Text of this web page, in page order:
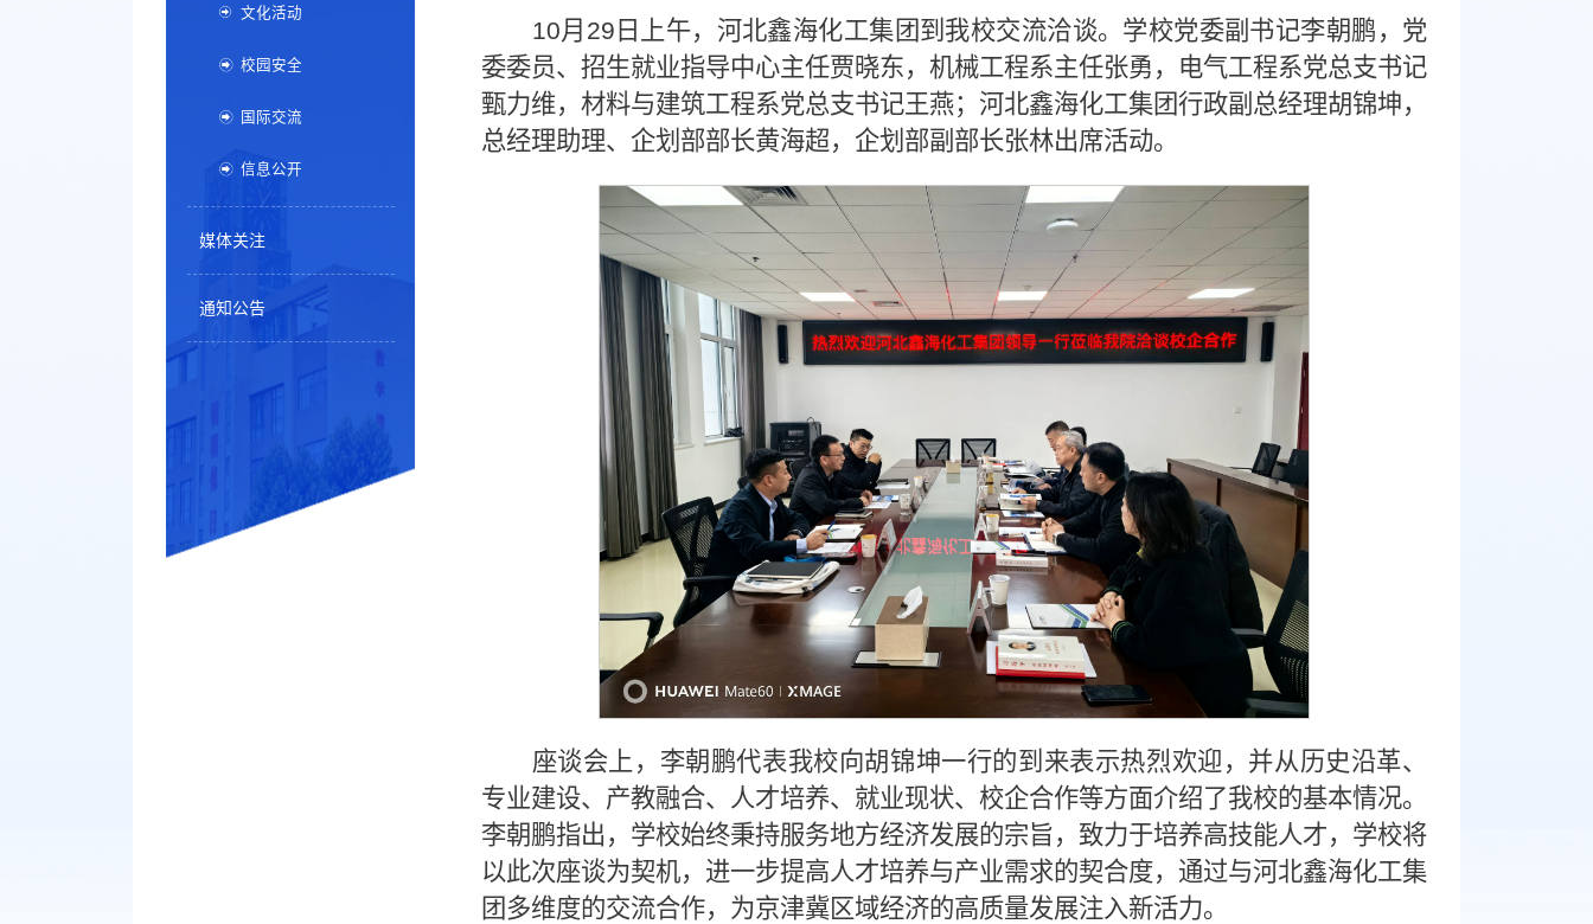
文化活动
校园安全
国际交流
信息公开
媒体关注
通知公告
10月29日上午，河北鑫海化工集团到我校交流洽谈。学校党委副书记李朝鹏，党
委委员、招生就业指导中心主任贾晓东，机械工程系主任张勇，电气工程系党总支书记
甄力维，材料与建筑工程系党总支书记王燕；河北鑫海化工集团行政副总经理胡锦坤，
总经理助理、企划部部长黄海超，企划部副部长张林出席活动。
座谈会上，李朝鹏代表我校向胡锦坤一行的到来表示热烈欢迎，并从历史沿革、
专业建设、产教融合、人才培养、就业现状、校企合作等方面介绍了我校的基本情况。
李朝鹏指出，学校始终秉持服务地方经济发展的宗旨，致力于培养高技能人才，学校将
以此次座谈为契机，进一步提高人才培养与产业需求的契合度，通过与河北鑫海化工集
团多维度的交流合作，为京津冀区域经济的高质量发展注入新活力。